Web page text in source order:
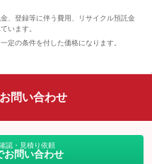
、登録等に伴う費用、リサイクル預託金
います。
定の条件を付した価格になります。
問い合わせ
認・見積り依頼
お問い合わせ